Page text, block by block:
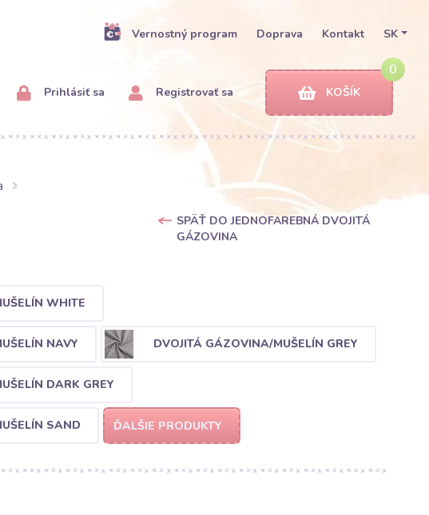
Vernostný program Doprava Kontakt SK
Prihlásiť sa Registrovať sa
0
KOŠÍK
SPÄŤ DO JEDNOFAREBNÁ DVOJITÁ
GÁZOVINA
WHITE
NAVY DVOJITÁ GÁZOVINA/MUŠELÍN GREY
DARK GREY
SAND ĎALŠIE PRODUKTY